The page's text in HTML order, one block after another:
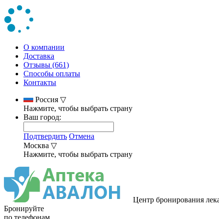
О компании
Доставка
Отзывы (661)
Способы оплаты
Контакты
Россия ▽
Нажмите, чтобы выбрать страну
Ваш город:
Подтвердить Отмена
Москва ▽
Нажмите, чтобы выбрать страну
Центр бронирования
Бронируйте
по телефонам